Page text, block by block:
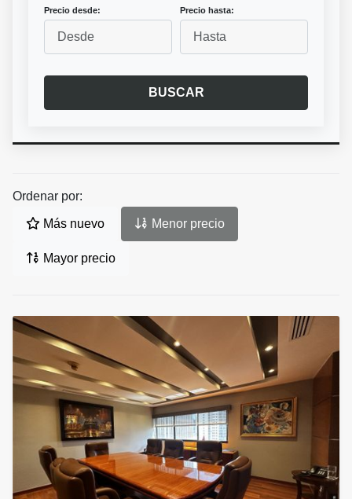
Precio desde: Precio hasta:
BUSCAR
Ordenar por:
Más nuevo Menor precio
Mayor precio